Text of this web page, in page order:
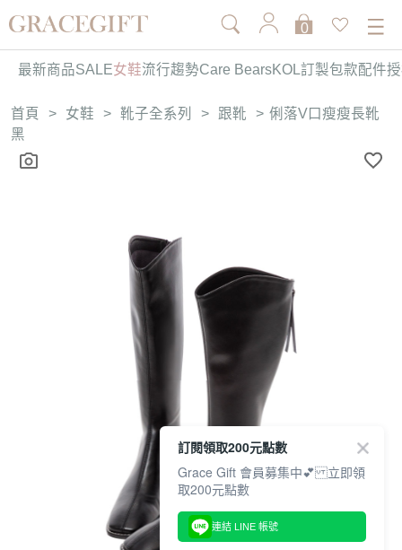
0
最新商品SALE女鞋流行趨勢Care BearsKOL訂製包款配件
首頁 > 女鞋 > 靴子全系列 > 跟靴 > 俐落V口瘦瘦長靴
黑
訂閱領取200元點數
Grace Gift 會員募集中💕 立即領
取200元點數
連結 LINE 帳號